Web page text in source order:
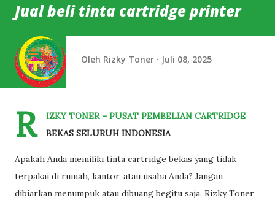
Jual beli tinta cartridge printer
Oleh Rizky Toner Juli 08, 2025
R
IZKY TONER – PUSAT PEMBELIAN CARTRIDGE
BEKAS SELURUH INDONESIA
Apakah Anda memiliki tinta cartridge bekas yang tidak
terpakai di rumah, kantor, atau usaha Anda? Jangan
dibiarkan menumpuk atau dibuang begitu saja. Rizky Toner